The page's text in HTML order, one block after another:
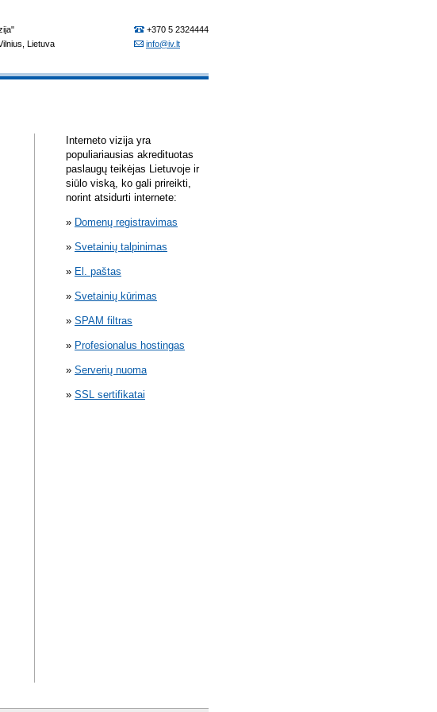
Interneto vizija yra
populiariausias akredituotas
paslaugų teikėjas Lietuvoje ir
siūlo viską, ko gali prireikti,
norint atsidurti internete:
Domenų registravimas
Svetainių talpinimas
El. paštas
Svetainių kūrimas
SPAM filtras
Profesionalus hostingas
Serverių nuoma
SSL sertifikatai